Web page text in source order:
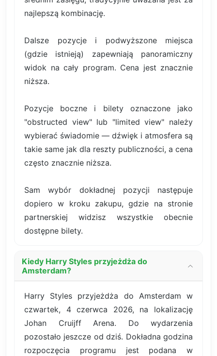
najlepszą kombinację.
Dalsze pozycje i podwyższone miejsca
(gdzie istnieją) zapewniają panoramiczny
widok na cały program. Cena jest znacznie
niższa.
Pozycje boczne i bilety oznaczone jako
"obstructed view" lub "limited view" należy
wybierać świadomie — dźwięk i atmosfera są
takie same jak dla reszty publiczności, a cena
często znacznie niższa.
Sam wybór dokładnej pozycji następuje
dopiero w kroku zakupu, gdzie na stronie
partnerskiej widzisz wszystkie obecnie
dostępne bilety.
Kiedy Harry Styles przyjeżdża do
Amsterdam?
Harry Styles przyjeżdża do Amsterdam w
czwartek, 4 czerwca 2026, na lokalizację
Johan Cruijff Arena. Do wydarzenia
pozostało jeszcze od dziś. Dokładna godzina
rozpoczęcia programu jest podana w